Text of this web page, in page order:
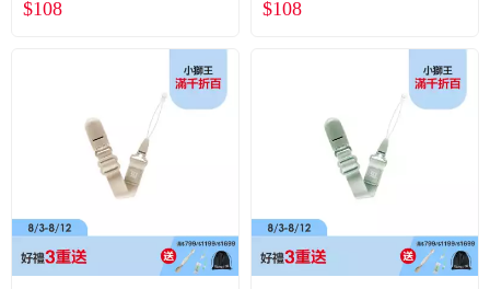
杯／替換吸管組2入
$108
奶嘴帶－晨藍
$108